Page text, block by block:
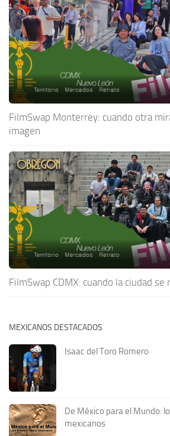
FilmSwap Monterrey: cuando otra
imagen
FilmSwap CDMX: cuando la ciudad
MEXICANOS DESTACADOS
Isaac del Toro Romero
De México para el Mundo:
mexicanos